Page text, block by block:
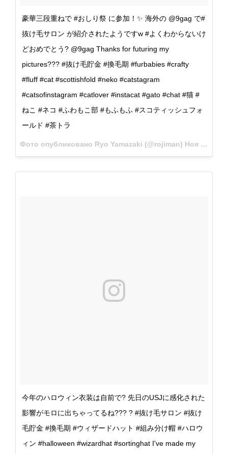
豪華三段重ねで #おしり祭 に参加！✨ 海外の @9gag で#
抜け毛サロン が紹介されたようですw #よくわからないけ
どおめでとう? @9gag Thanks for futuring my
pictures??? #抜け毛貯金 #換毛期 #furbabies #crafty
#fluff #cat #scottishfold #neko #catstagram
#catsofinstagram #catlover #instacat #gato #chat #猫 #
ねこ #ネコ #ふわもこ部 #もふもふ #スコティッシュフォ
ールド #茶トラ
Фото опубликовано Ryo Yamazaki (@rojiman) Ноя 3 2016 в 9:19 PDT
今年のハロウィン衣装は自前で? 先日のUSJに感化された
影響がモロに出ちゃってるね??? ? #抜け毛サロン #抜け
毛貯金 #換毛期 #ウィザードハット #組み分け帽 #ハロウ
ィン #halloween #wizardhat #sortinghat I've made my